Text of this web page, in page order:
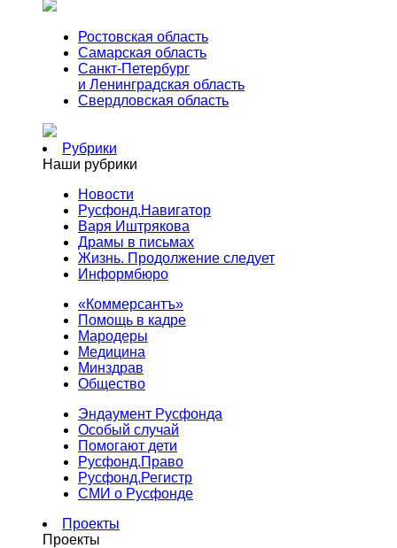
Ростовская область
Самарская область
Санкт-Петербург
и Ленинградская область
Свердловская область
Рубрики
Наши рубрики
Новости
Русфонд.Навигатор
Варя Иштрякова
Драмы в письмах
Жизнь. Продолжение следует
Информбюро
«Коммерсантъ»
Помощь в кадре
Мародеры
Медицина
Минздрав
Общество
Эндаумент Русфонда
Особый случай
Помогают дети
Русфонд.Право
Русфонд.Регистр
СМИ о Русфонде
Проекты
Проекты